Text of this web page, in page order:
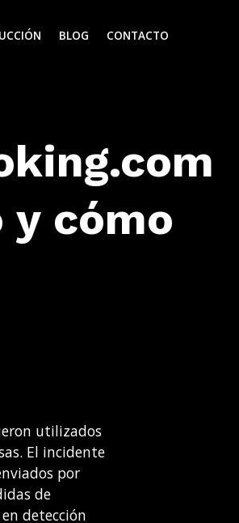
BLOG CONTACTO
y cómo
utilizados
El incidente
por
de
detección